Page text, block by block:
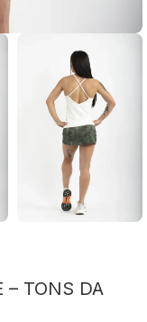
– TONS DA